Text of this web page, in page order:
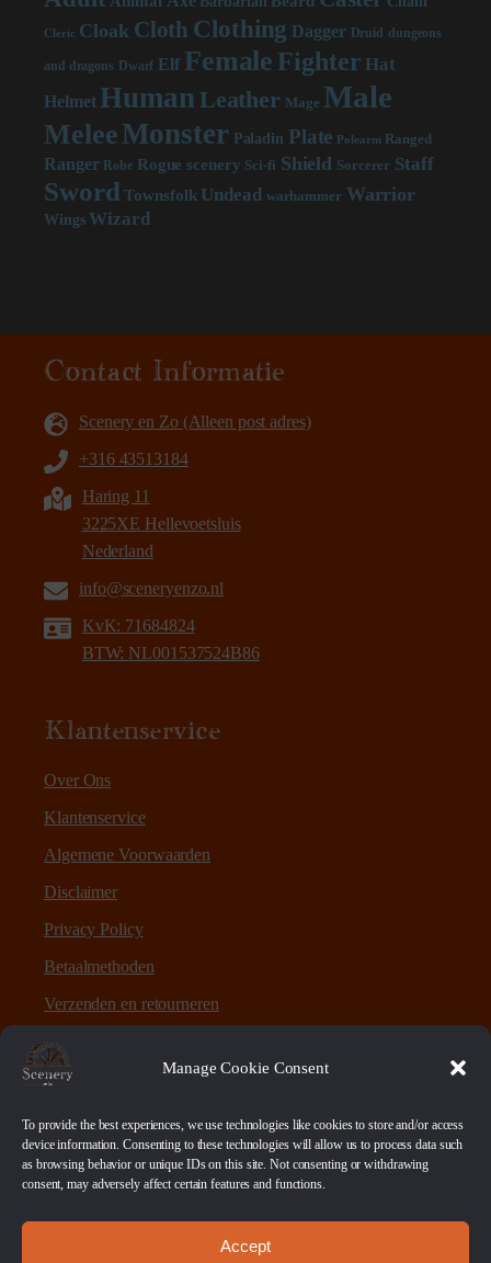
Manage Cookie Consent
To provide the best experiences, we use technologies like cookies to store and/or access
device information. Consenting to these technologies will allow us to process data such
as browsing behavior or unique IDs on this site. Not consenting or withdrawing
consent, may adversely affect certain features and functions.
Accept
Cleric Cloak Cloth Clothing Dagger Druid dungeons
and dragons Dwarf Elf FemaleFighter Hat
Helmet Human Leather Mage Male
MeleeMonster Paladin Plate Polearm Ranged
Ranger Robe Rogue scenery Sci-fi Shield Sorcerer Staff
Sword Townsfolk Undead warhammer Warrior
Wings Wizard
Contact Informatie
Scenery en Zo (Alleen post adres)
+316 43513184
Haring 11
3225XE Hellevoetsluis
Nederland
info@sceneryenzo.nl
KvK: 71684824
BTW: NL001537524B86
Klantenservice
Over Ons
Klantenservice
Algemene Voorwaarden
Disclaimer
Privacy Policy
Betaalmethoden
Verzenden en retourneren
Sitemap
Over Scenery en Zo
Scenery en Zo is een webshop voor table-top games en
scenery. Maar ook ruwe materialen, bases en sokkels.